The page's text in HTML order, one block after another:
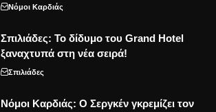
Νόμοι Καρδιάς
Σπιλιάδες: Το δίδυμο του Grand Hotel
ξαναχτυπά στη νέα σειρά!
Σπιλιάδες
Νόμοι Καρδιάς: Ο Σεργκέν γκρεμίζει τον